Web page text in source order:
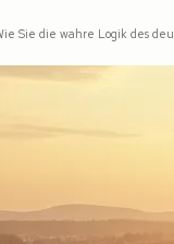
Sie die wahre Logik des